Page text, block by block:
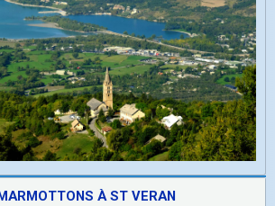
À ST VERAN